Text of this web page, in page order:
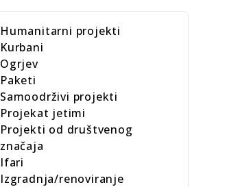
Humanitarni projekti
Kurbani
Ogrjev
Paketi
Samoodrživi projekti
Projekat jetimi
Projekti od društvenog
značaja
Ifari
Izgradnja/renoviranje